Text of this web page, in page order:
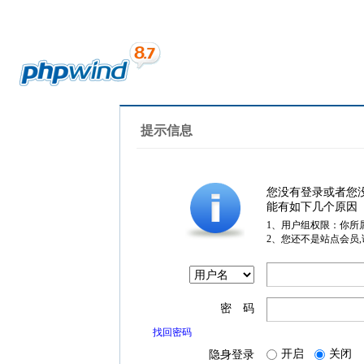
提示信息
您没有登录或者您
能有如下几个原因
1、用户组权限：你所
2、您还不是站点会员
密 码
找回密码
隐身登录 开启 关闭